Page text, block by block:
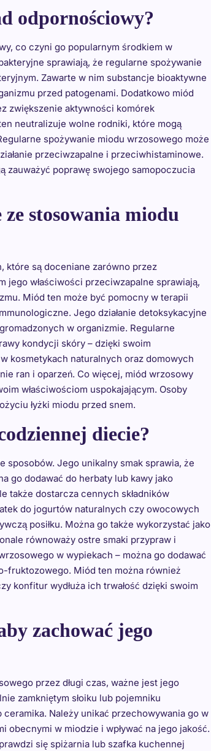
odpornościowy?
co czyni go popularnym środkiem w
sprawiają, że regularne spożywanie
Zawarte w nim substancje bioaktywne
przed patogenami. Dodatkowo miód
zwiększenie aktywności komórek
neutralizuje wolne rodniki, które mogą
spożywanie miodu wrzosowego może
przeciwzapalne i przeciwhistaminowe.
zauważyć poprawę swojego samopoczucia
stosowania miodu
które są doceniane zarówno przez
jego właściwości przeciwzapalne sprawiają,
Miód ten może być pomocny w terapii
Jego działanie detoksykacyjne
w organizmie. Regularne
kondycji skóry – dzięki swoim
kosmetykach naturalnych oraz domowych
ran i oparzeń. Co więcej, miód wrzosowy
właściwościom uspokajającym. Osoby
łyżki miodu przed snem.
diecie?
sposobów. Jego unikalny smak sprawia, że
go dodawać do herbaty lub kawy jako
także dostarcza cennych składników
do jogurtów naturalnych czy owocowych
posiłku. Można go także wykorzystać jako
równoważy ostre smaki przypraw i
w wypiekach – można go dodawać
fruktozowego. Miód ten można również
konfitur wydłuża ich trwałość dzięki swoim
zachować jego
przez długi czas, ważne jest jego
zamkniętym słoiku lub pojemniku
Należy unikać przechowywania go w
obecnymi w miodzie i wpływać na jego jakość.
się spiżarnia lub szafka kuchennej